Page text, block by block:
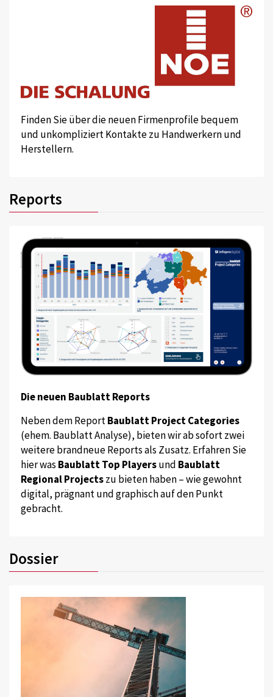
Finden Sie über die neuen Firmenprofile bequem
und unkompliziert Kontakte zu Handwerkern und
Herstellern.
Reports
Die neuen Baublatt Reports
Neben dem ReportBaublatt Project Categories
(ehem. Baublatt Analyse), bieten wir ab sofort zwei
weitere brandneue Reports als Zusatz. Erfahren Sie
hier was Baublatt Top Playersund Baublatt
Regional Projectszu bieten haben – wie gewohnt
digital, prägnant und graphisch auf den Punkt
gebracht.
Dossier